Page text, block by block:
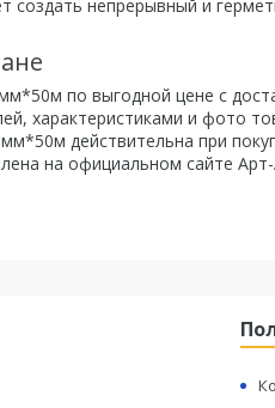
непрерывный и
по выгодной цене с
характеристиками и фото
действительна при
на официальном сайте